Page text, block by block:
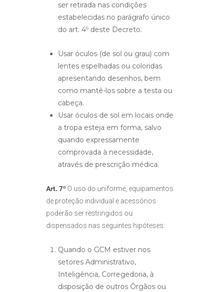
ser retirada nas condições
estabelecidas no parágrafo único
do art. 4º deste Decreto.
Usar óculos (de sol ou grau) com
lentes espelhadas ou coloridas
apresentando desenhos, bem
como mantê-los sobre a testa ou
cabeça.
Usar óculos de sol em locais onde
a tropa esteja em forma, salvo
quando expressamente
comprovada à necessidade,
através de prescrição médica.
Art. 7º O uso do uniforme, equipamentos
de proteção individual e acessórios
poderão ser restringidos ou
dispensados nas seguintes hipóteses:
Quando o GCM estiver nos
setores Administrativo,
Inteligência, Corregedoria, à
disposição de outros Órgãos ou